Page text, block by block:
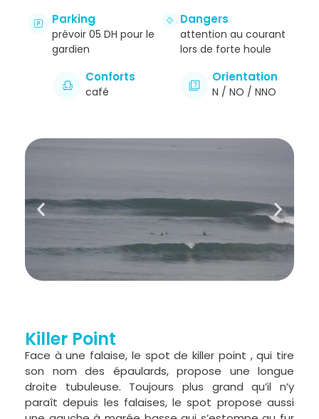
Parking
prévoir 05 DH pour le
gardien
Conforts
café
Dangers
attention au courant
lors de forte houle
Orientation
N / NO / NNO
Killer Point
Face à une falaise, le spot de killer point , qui tire
son nom des épaulards, propose une longue
droite tubuleuse. Toujours plus grand qu’il n’y
paraît depuis les falaises, le spot propose aussi